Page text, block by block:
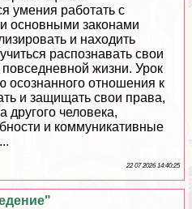
умения работать с
основными законами
и находить
распознавать свои
жизни. Урок
осознанного отношения к
и защищать свои права,
другого человека,
и коммуникативные
22 07 2026 14:40:25